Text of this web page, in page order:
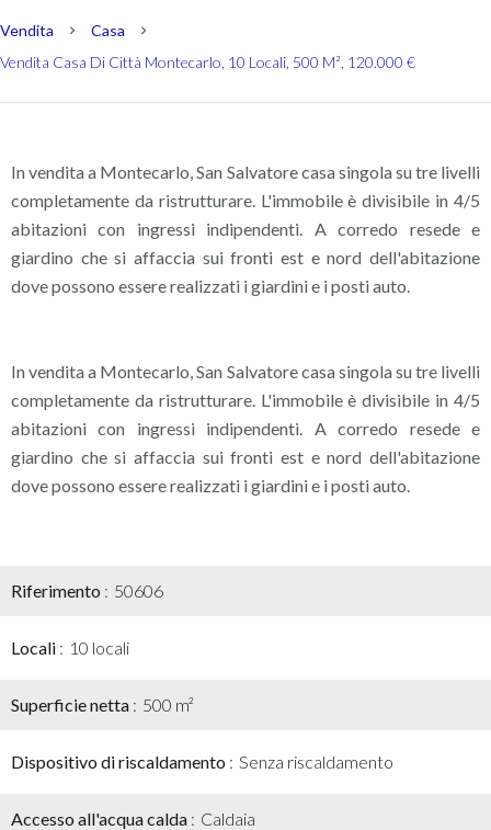
Vendita
Casa
Vendita Casa Di Città Montecarlo, 10 Locali, 500 M², 120.000 €
In vendita a Montecarlo, San Salvatore casa singola su tre livelli
completamente da ristrutturare. L'immobile è divisibile in 4/5
abitazioni con ingressi indipendenti. A corredo resede e
giardino che si affaccia sui fronti est e nord dell'abitazione
dove possono essere realizzati i giardini e i posti auto.
In vendita a Montecarlo, San Salvatore casa singola su tre livelli
completamente da ristrutturare. L'immobile è divisibile in 4/5
abitazioni con ingressi indipendenti. A corredo resede e
giardino che si affaccia sui fronti est e nord dell'abitazione
dove possono essere realizzati i giardini e i posti auto.
Riferimento 50606
Locali 10 locali
Superficie netta 500 m²
Dispositivo di riscaldamento Senza riscaldamento
Accesso all'acqua calda Caldaia